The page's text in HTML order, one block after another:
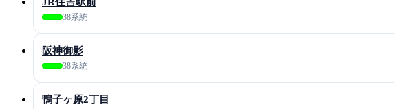
38系統
阪神御影
38系統
鴨子ヶ原2丁目